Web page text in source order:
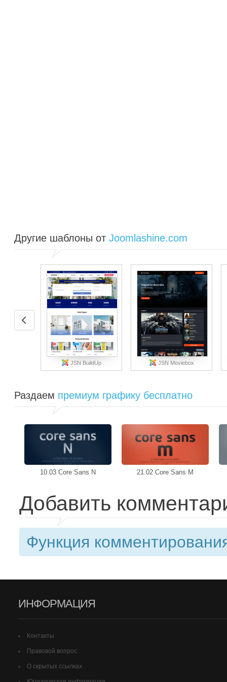
Другие шаблоны от Joomlashine.com
JSN BuildUp JSN Moviebox
Раздаем премиум графику бесплатно
10.03 Core Sans N 21.02 Core Sans M
Добавить
Функция
ИНФОРМАЦИЯ
Контакты
Правовой вопрос
О скрытых ссылках